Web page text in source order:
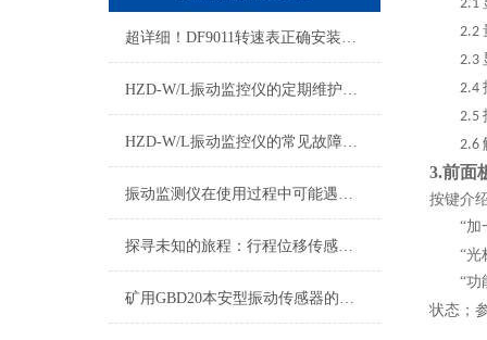
超详细！DF9011转速表正确安装步骤全指南
HZD-W/L振动监控仪的定期维护保养制度介绍
HZD-W/L振动监控仪的常见故障相应解决方法
振动监测仪在使用过程中可能遇到的故障及相应解决方法介绍
探寻未知的旅程：行程位移传感器的奇妙之旅
矿用GBD20本安型振动传感器的特点
2.1
2.2
2.3
2.4
2.5
2.6
3.前面
按键介
“加
“光
“功
状态；